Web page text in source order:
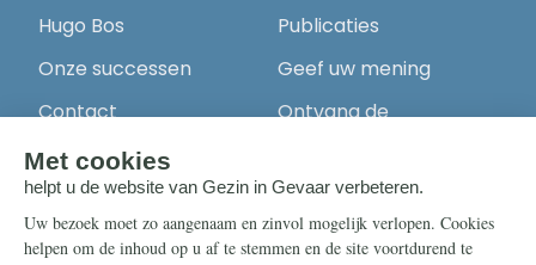
Hugo Bos
Onze successen
Contact
Publicaties
Geef uw mening
Ontvang de
Steun ons
Nieuwsbrief
Info
Contact